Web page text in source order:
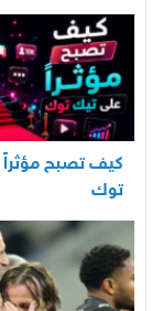
كيف تصبح
توك